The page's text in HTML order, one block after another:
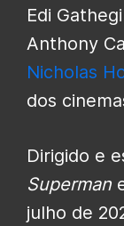
Edi
Anthony
Nicholas
dos
Dirigido e
Superman
julho de